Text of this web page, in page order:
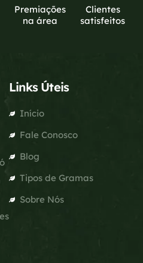
Premiações
na área
Clientes
satisfeitos
Links Úteis
Início
Fale Conosco
Blog
Tipos de Gramas
Sobre Nós